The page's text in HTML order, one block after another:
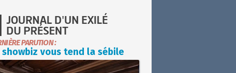
JOURNAL D'UN EXILÉ
DU PRÉSENT
PARUTION :
showbiz vous tend la sébile